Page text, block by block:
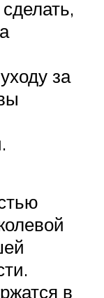
за
в